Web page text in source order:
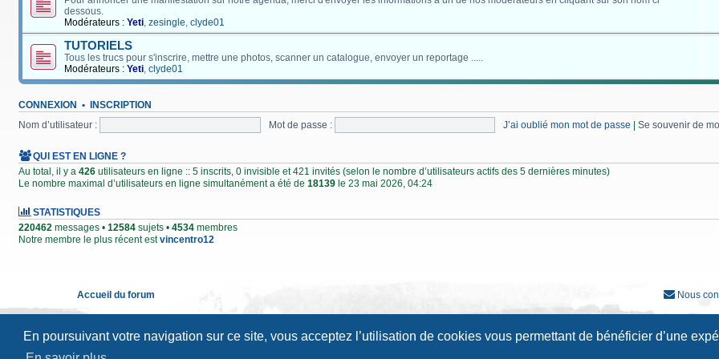
En poursuivant votre navigation sur ce site, vous acceptez l’utilisation de cookies vous permettant de bénéficier d’une
dessous.
Modérateurs : Yeti, zesingle, clyde01
TUTORIELS
Tous les trucs pour s'inscrire, mettre une photos, scanner un catalogue, envoyer un reportage .....
Modérateurs : Yeti, clyde01
CONNEXION • INSCRIPTION
Nom d’utilisateur : Mot de passe : J’ai oublié mon mot de passe | Se souvenir de
QUI EST EN LIGNE ?
Au total, il y a 426 utilisateurs en ligne :: 5 inscrits, 0 invisible et 421 invités (selon le nombre d’utilisateurs actifs des 5 dernières minutes)
Le nombre maximal d’utilisateurs en ligne simultanément a été de 18139 le 23 mai 2026, 04:24
STATISTIQUES
220462 messages • 12584 sujets • 4534 membres
Notre membre le plus récent estvincentro12
Accueil du forum Nous
Traduction française officielle©Qiaeru